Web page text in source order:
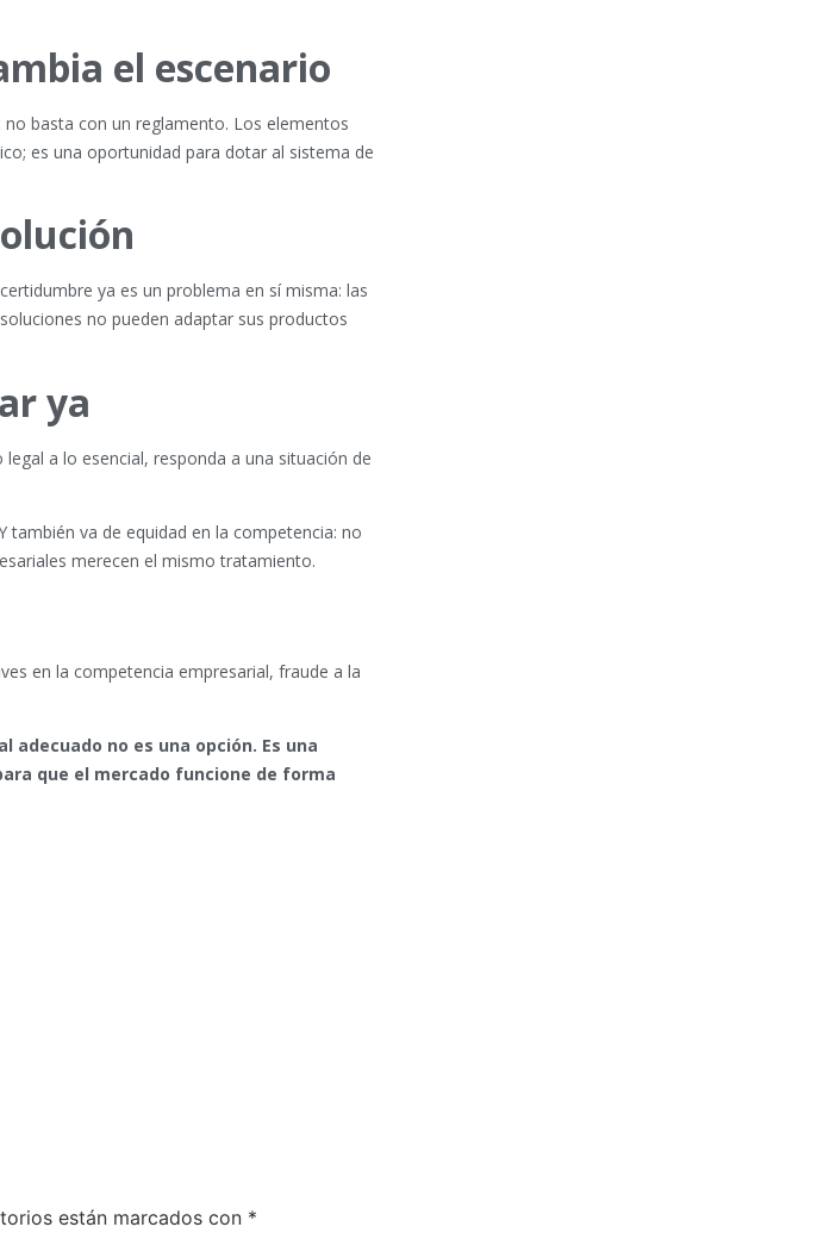
el escenario
basta con un reglamento. Los elementos
es una oportunidad para dotar al sistema de
ya es un problema en sí misma: las
no pueden adaptar sus productos
ya
a lo esencial, responda a una situación de
también va de equidad en la competencia: no
merecen el mismo tratamiento.
en la competencia empresarial, fraude a la
no es una opción. Es una
que el mercado funcione de forma
están marcados con *